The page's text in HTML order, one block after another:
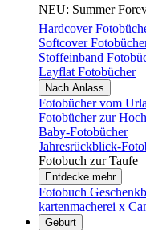
NEU: Summer
Hardcover
Softcover
Stoffeinband
Layflat Fotobücher
Nach Anlass
Fotobücher vom
Fotobücher zur
Baby-Fotobücher
Jahresrückblick-
Fotobuch zur Taufe
Entdecke mehr
Fotobuch
kartenmacherei x
Geburt